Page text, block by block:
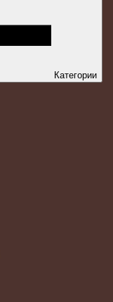
Категории